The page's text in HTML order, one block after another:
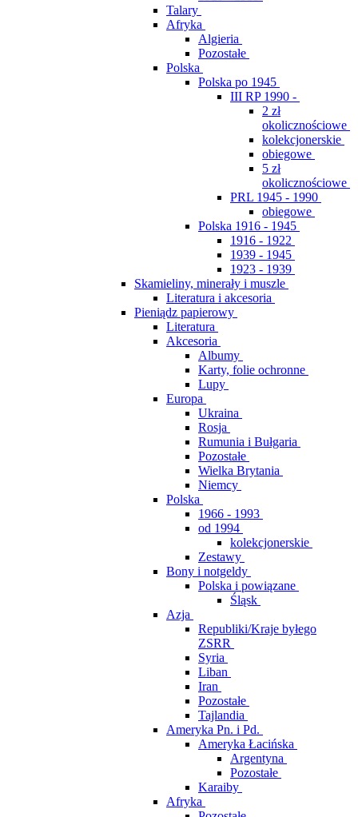
Talary
Afryka
Algieria
Pozostałe
Polska
Polska po 1945
III RP 1990 -
2 zł
okolicznościowe
kolekcjonerskie
obiegowe
5 zł
okolicznościowe
PRL 1945 - 1990
obiegowe
Polska 1916 - 1945
1916 - 1922
1939 - 1945
1923 - 1939
Skamieliny, minerały i muszle
Literatura i akcesoria
Pieniądz papierowy
Literatura
Akcesoria
Albumy
Karty, folie ochronne
Lupy
Europa
Ukraina
Rosja
Rumunia i Bułgaria
Pozostałe
Wielka Brytania
Niemcy
Polska
1966 - 1993
od 1994
kolekcjonerskie
Zestawy
Bony i notgeldy
Polska i powiązane
Śląsk
Azja
Republiki/Kraje byłego
ZSRR
Syria
Liban
Iran
Pozostałe
Tajlandia
Ameryka Pn. i Pd.
Ameryka Łacińska
Argentyna
Pozostałe
Karaiby
Afryka